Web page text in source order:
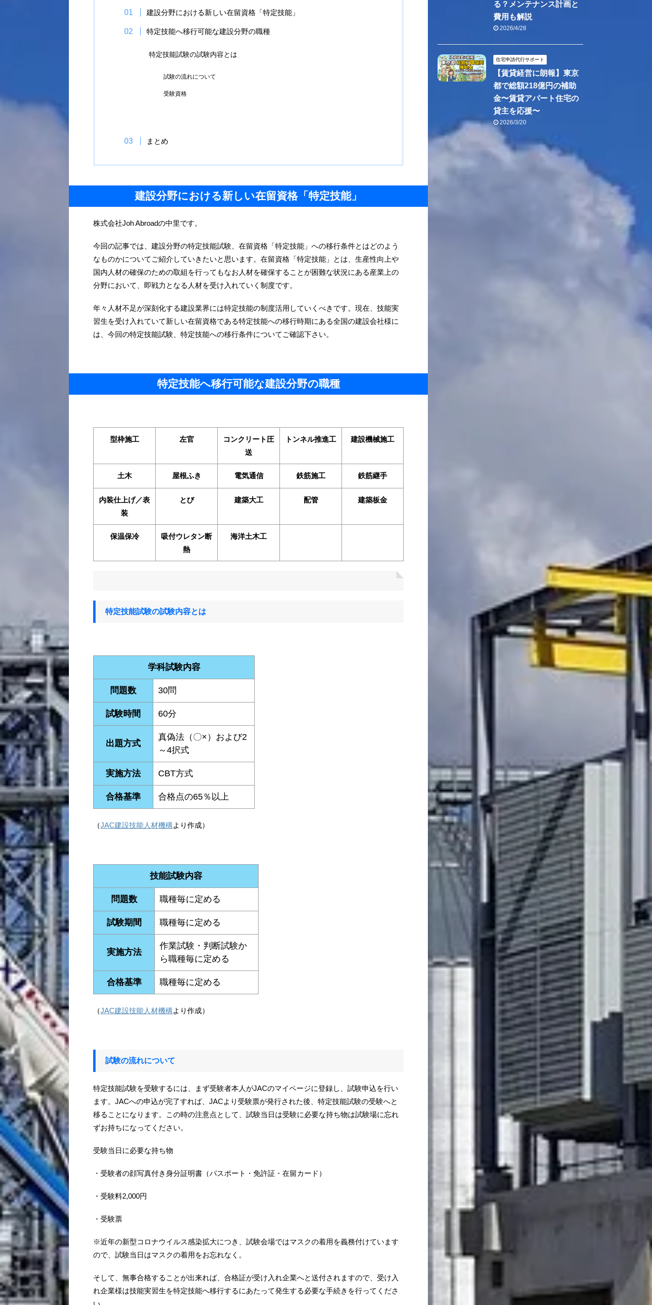
建設分野における新しい在留資格「特定技能」
特定技能へ移行可能な建設分野の職種
特定技能試験の試験内容とは
試験の流れについて
受験資格
まとめ
建設分野における新しい在留資格「特定技能」
株式会社Joh Abroadの中里です。
今回の記事では、建設分野の特定技能試験、在留資格「特定技能」への移行条件とはどのよう
なものかについてご紹介していきたいと思います。在留資格「特定技能」とは、生産性向上や
国内人材の確保のための取組を行ってもなお人材を確保することが困難な状況にある産業上の
分野において、即戦力となる人材を受け入れていく制度です。
年々人材不足が深刻化する建設業界には特定技能の制度活用していくべきです。現在、技能実
習生を受け入れていて新しい在留資格である特定技能への移行時期にある全国の建設会社様に
は、今回の特定技能試験、特定技能への移行条件についてご確認下さい。
特定技能へ移行可能な建設分野の職種
型枠施工 左官
コンクリート圧
送
トンネル推進工 建設機械施工
土木 屋根ふき 電気通信 鉄筋施工 鉄筋継手
内装仕上げ／表
装
とび 建築大工 配管 建築板金
保温保冷
吸付ウレタン断
熱
海洋土木工
特定技能試験の試験内容とは
学科試験内容
問題数 30問
試験時間 60分
出題方式
真偽法（〇×）および2
～4択式
実施方法 CBT方式
合格基準 合格点の65％以上
（JAC建設技能人材機構より作成）
技能試験内容
問題数 職種毎に定める
試験期間 職種毎に定める
実施方法
作業試験・判断試験か
ら職種毎に定める
合格基準 職種毎に定める
（JAC建設技能人材機構より作成）
試験の流れについて
特定技能試験を受験するには、まず受験者本人がJACのマイページに登録し、試験申込を行い
ます。JACへの申込が完了すれば、JACより受験票が発行された後、特定技能試験の受験へと
移ることになります。この時の注意点として、試験当日は受験に必要な持ち物は試験場に忘れ
ずお持ちになってください。
受験当日に必要な持ち物
・受験者の顔写真付き身分証明書（パスポート・免許証・在留カード）
・受験料2,000円
・受験票
※近年の新型コロナウイルス感染拡大につき、試験会場ではマスクの着用を義務付けています
ので、試験当日はマスクの着用をお忘れなく。
そして、無事合格することが出来れば、合格証が受け入れ企業へと送付されますので、受け入
れ企業様は技能実習生を特定技能へ移行するにあたって発生する必要な手続きを行ってくださ
る？メンテナンス計画と
費用も解説
2026/4/28
住宅申請代行サポート
【賃貸経営に朗報】東京
都で総額218億円の補助
金〜賃貸アパート住宅の
貸主を応援〜
2026/3/20